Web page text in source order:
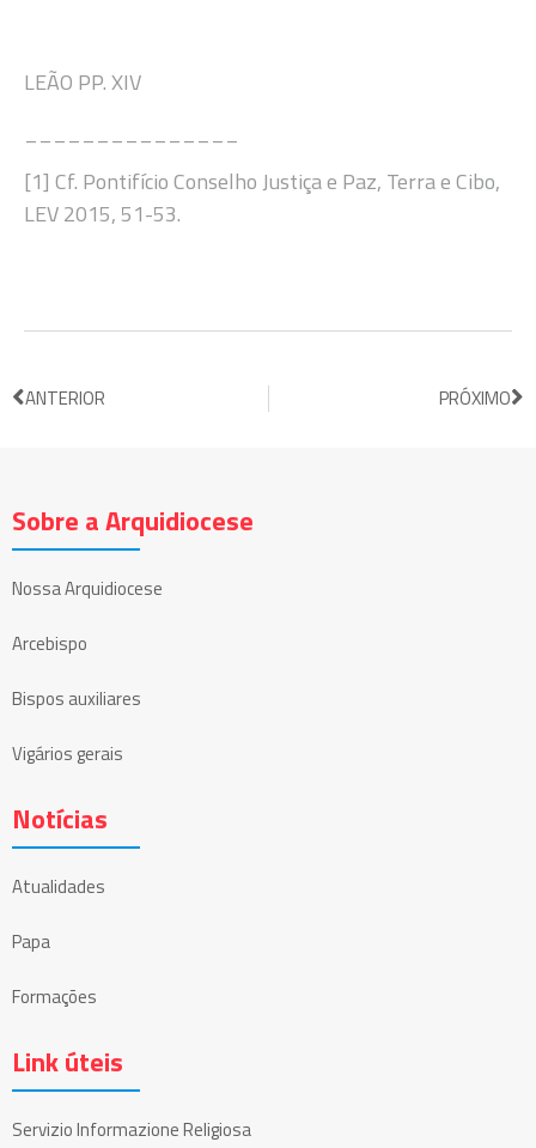
LEÃO PP. XIV
[1] Cf. Pontifício Conselho Justiça e Paz, Terra e Cibo,
LEV 2015, 51-53.
ANTERIOR PRÓXIMO
Sobre a Arquidiocese
Nossa Arquidiocese
Arcebispo
Bispos auxiliares
Vigários gerais
Notícias
Atualidades
Papa
Formações
Link úteis
Servizio Informazione Religiosa